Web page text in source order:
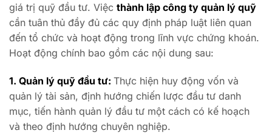
giá trị quỹ đầu tư. Việc thành lập công ty quản lý quỹ
cần tuân thủ đầy đủ các quy định pháp luật liên quan
đến tổ chức và hoạt động trong lĩnh vực chứng khoán.
Hoạt động chính bao gồm các nội dung sau:
1. Quản lý quỹ đầu tư: Thực hiện huy động vốn và
quản lý tài sản, định hướng chiến lược đầu tư danh
mục, tiến hành quản lý đầu tư một cách có kế hoạch
và theo định hướng chuyên nghiệp.